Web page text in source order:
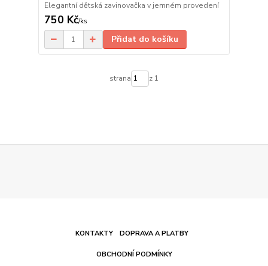
Elegantní dětská zavinovačka v jemném provedení
750 Kč/ks
Přidat do košíku
strana z 1
KONTAKTY DOPRAVA A PLATBY
OBCHODNÍ PODMÍNKY